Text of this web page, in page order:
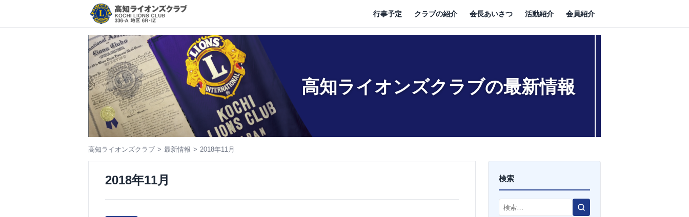
行事予定 クラブの紹介 会長あいさつ 活動紹介 会員紹介
高知ライオンズクラブの最新情報
高知ライオンズクラブ 最新情報 2018年11月
2018年11月 検索
検